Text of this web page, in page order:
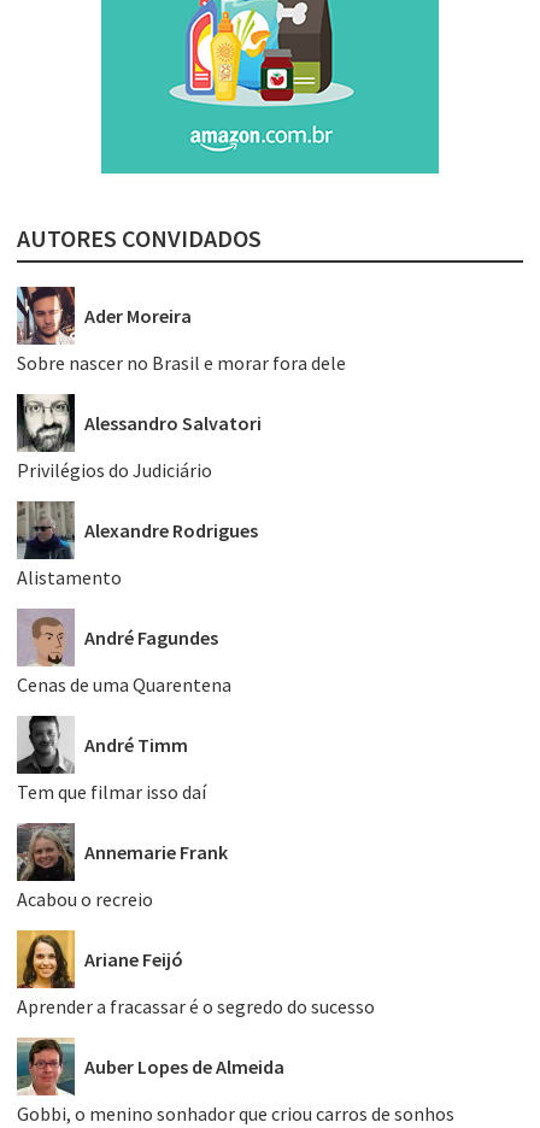
AUTORES CONVIDADOS
Ader Moreira
Sobre nascer no Brasil e morar fora dele
Alessandro Salvatori
Privilégios do Judiciário
Alexandre Rodrigues
Alistamento
André Fagundes
Cenas de uma Quarentena
André Timm
Tem que filmar isso daí
Annemarie Frank
Acabou o recreio
Ariane Feijó
Aprender a fracassar é o segredo do sucesso
Auber Lopes de Almeida
Gobbi, o menino sonhador que criou carros de sonhos